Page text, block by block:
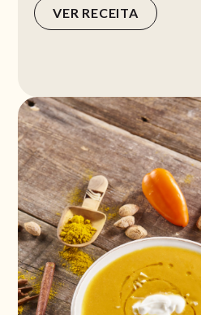
VER RECEITA